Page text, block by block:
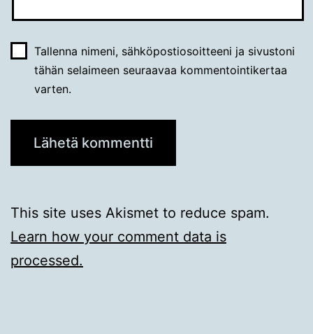
Tallenna nimeni, sähköpostiosoitteeni ja sivustoni
tähän selaimeen seuraavaa kommentointikertaa
varten.
This site uses Akismet to reduce spam.
Learn how your comment data is
processed.